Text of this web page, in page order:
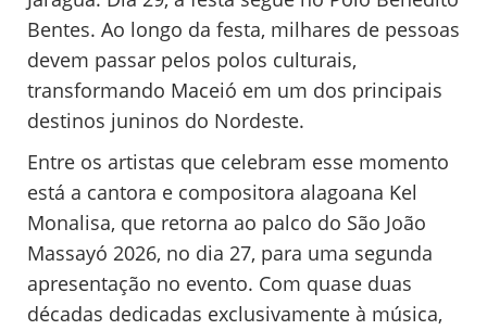
Bentes. Ao longo da festa, milhares de pessoas
devem passar pelos polos culturais,
transformando Maceió em um dos principais
destinos juninos do Nordeste.
Entre os artistas que celebram esse momento
está a cantora e compositora alagoana Kel
Monalisa, que retorna ao palco do São João
Massayó 2026, no dia 27, para uma segunda
apresentação no evento. Com quase duas
décadas dedicadas exclusivamente à música,